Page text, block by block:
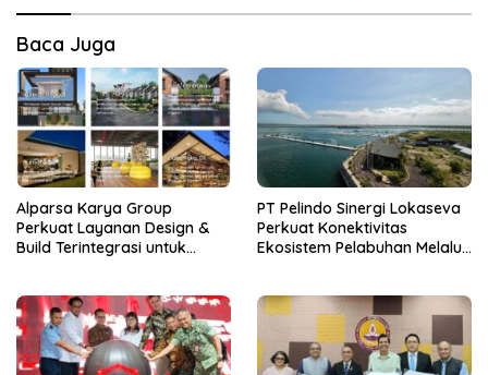
Baca Juga
Alparsa Karya Group
Perkuat Layanan Design &
Build Terintegrasi untuk
PT Pelindo Sinergi Lokaseva
Perkuat Konektivitas
Ekosistem Pelabuhan Melalui